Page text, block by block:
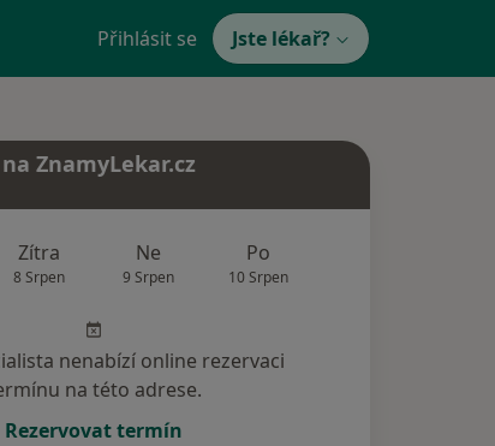
Přihlásit se Jste lékař?
ZnamyLekar.cz
Zítra
8 Srpen
Ne
9 Srpen
Po
10 Srpen
nenabízí online rezervaci
na této adrese.
Rezervovat termín